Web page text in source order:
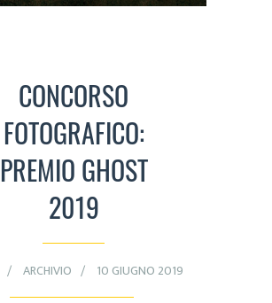
CONCORSO
FOTOGRAFICO:
PREMIO GHOST
2019
ARCHIVIO 10 GIUGNO 2019